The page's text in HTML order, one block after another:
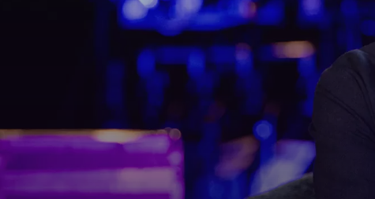
Microsoft Edge Download
Opera Download